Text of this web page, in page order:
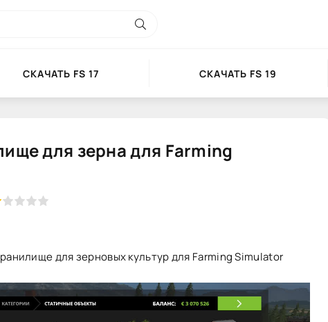
СКАЧАТЬ FS 17 СКАЧАТЬ FS 19
для зерна для Farming
для зерновых культур для Farming Simulator